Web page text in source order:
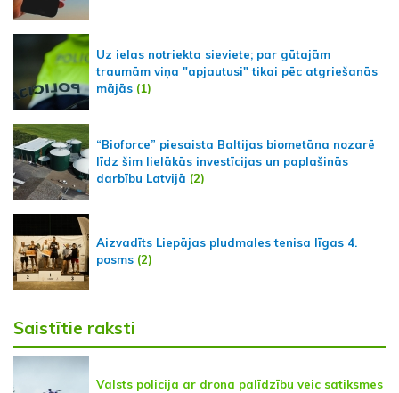
Uz ielas notriekta sieviete; par gūtajām
traumām viņa "apjautusi" tikai pēc atgriešanās
mājās (1)
“Bioforce” piesaista Baltijas biometāna nozarē
līdz šim lielākās investīcijas un paplašinās
darbību Latvijā (2)
Aizvadīts Liepājas pludmales tenisa līgas 4.
posms (2)
Saistītie raksti
Valsts policija ar drona palīdzību veic satiksmes